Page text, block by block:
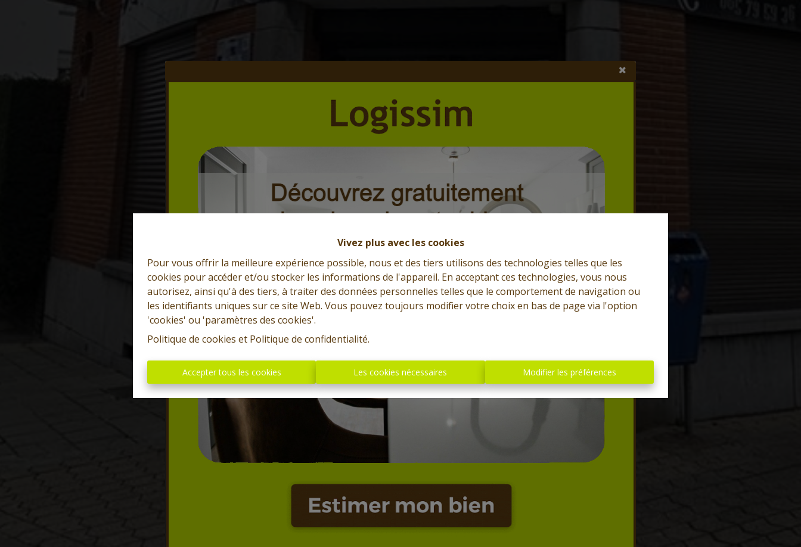
Vivez plus avec les cookies
Pour vous offrir la meilleure expérience possible, nous et des tiers utilisons des technologies telles que les
cookies pour accéder et/ou stocker les informations de l'appareil. En acceptant ces technologies, vous nous
autorisez, ainsi qu'à des tiers, à traiter des données personnelles telles que le comportement de navigation ou
les identifiants uniques sur ce site Web. Vous pouvez toujours modifier votre choix en bas de page via l'option
'cookies' ou 'paramètres des cookies'.
Politique de cookies et Politique de confidentialité.
Accepter tous les cookies Les cookies nécessaires Modifier les préférences